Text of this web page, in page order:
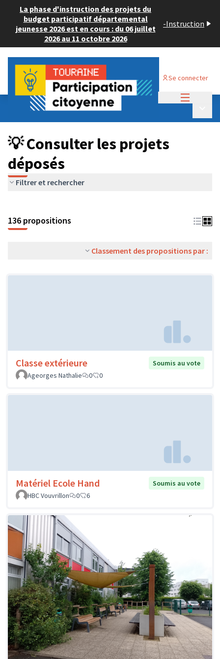
La phase d'instruction des projets du
budget participatif départemental
jeunesse 2026 est en cours : du 06 juillet
2026 au 11 octobre 2026
-Instruction
Se connecter
Budget Participatif JEUNESSE 2024
💡 Consulter les projets déposés
💡 Consulter les projets
déposés
Filtrer et rechercher
136 propositions
Classement des propositions par :
Classe extérieure
Soumis au vote
Ageorges Nathalie
0 0
Matériel Ecole Hand
Soumis au vote
HBC Vouvrillon
0 6